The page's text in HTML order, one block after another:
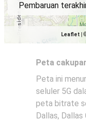
Leaflet
Pembaruan
Peta
Peta ini
seluler 5G
peta bitrate
Dallas, Dallas